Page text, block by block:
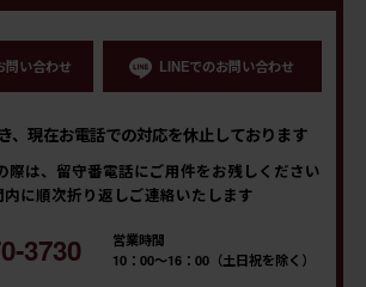
問い合わせ LINEでのお問い合わせ
、現在お電話での対応を休止しております
際は、留守番電話にご用件をお残しください
内に順次折り返しご連絡いたします
3730
営業時間
10：00～16：00（土日祝を除く）